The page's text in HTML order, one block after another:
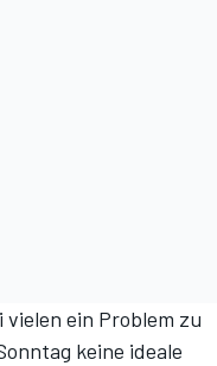
ein Problem zu
keine ideale